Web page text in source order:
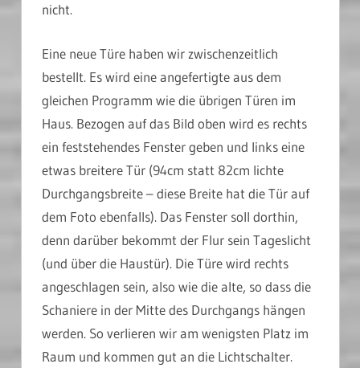
nicht.
Eine neue Türe haben wir zwischenzeitlich
bestellt. Es wird eine angefertigte aus dem
gleichen Programm wie die übrigen Türen im
Haus. Bezogen auf das Bild oben wird es rechts
ein feststehendes Fenster geben und links eine
etwas breitere Tür (94cm statt 82cm lichte
Durchgangsbreite – diese Breite hat die Tür auf
dem Foto ebenfalls). Das Fenster soll dorthin,
denn darüber bekommt der Flur sein Tageslicht
(und über die Haustür). Die Türe wird rechts
angeschlagen sein, also wie die alte, so dass die
Schaniere in der Mitte des Durchgangs hängen
werden. So verlieren wir am wenigsten Platz im
Raum und kommen gut an die Lichtschalter.